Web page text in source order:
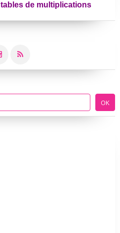
de multiplications